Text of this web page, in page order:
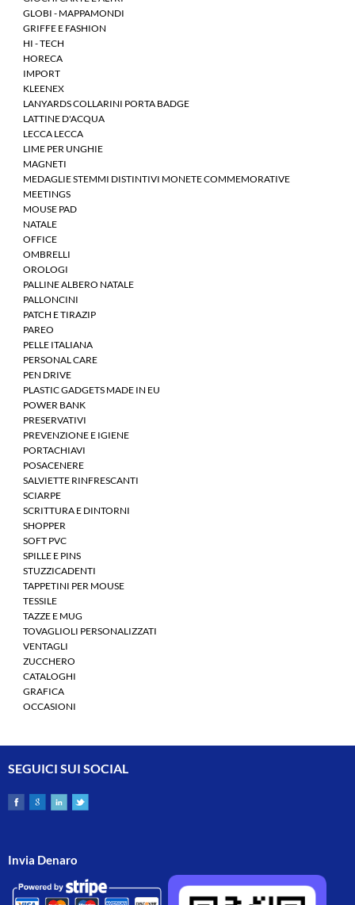
GLOBI - MAPPAMONDI
GRIFFE E FASHION
HI - TECH
HORECA
IMPORT
KLEENEX
LANYARDS COLLARINI PORTA BADGE
LATTINE D'ACQUA
LECCA LECCA
LIME PER UNGHIE
MAGNETI
MEDAGLIE STEMMI DISTINTIVI MONETE COMMEMORATIVE
MEETINGS
MOUSE PAD
NATALE
OFFICE
OMBRELLI
OROLOGI
PALLINE ALBERO NATALE
PALLONCINI
PATCH E TIRAZIP
PAREO
PELLE ITALIANA
PERSONAL CARE
PEN DRIVE
PLASTIC GADGETS MADE IN EU
POWER BANK
PRESERVATIVI
PREVENZIONE E IGIENE
PORTACHIAVI
POSACENERE
SALVIETTE RINFRESCANTI
SCIARPE
SCRITTURA E DINTORNI
SHOPPER
SOFT PVC
SPILLE E PINS
STUZZICADENTI
TAPPETINI PER MOUSE
TESSILE
TAZZE E MUG
TOVAGLIOLI PERSONALIZZATI
VENTAGLI
ZUCCHERO
CATALOGHI
GRAFICA
OCCASIONI
SEGUICI SUI SOCIAL
Invia Denaro